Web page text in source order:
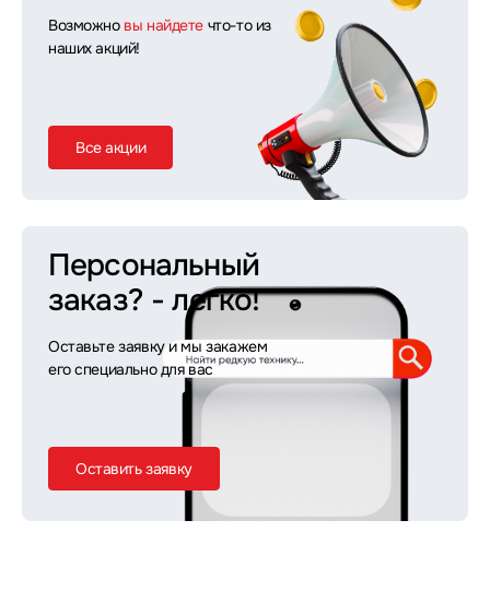
Возможно вы найдете что-то из
наших акций!
Все акции
Персональный
заказ? - легко!
Оставьте заявку и мы закажем
его специально для вас
Оставить заявку